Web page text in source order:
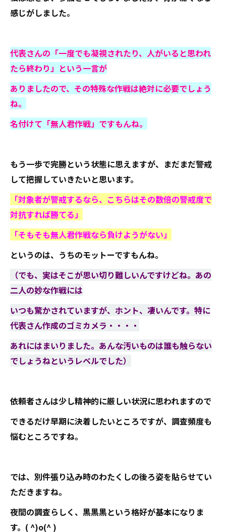
感じがしました。
代表さんの「一度でも凝視されたり、人がいると思われ
たら終わり」という一言が
ありましたので、その特殊な作戦は絶対に必要でしょう
ね。
名付けて「無人君作戦」ですもんね。
もう一歩で完勝という状態に思えますが、まだまだ警戒
して把握していきたいと思います。
「対象者が警戒するなら、こちらはその数倍の警戒度で
対抗すれば勝てる」
「そもそも無人君作戦なら負けようがない」
というのは、うちのモットーですもんね。
（でも、実はそこが思い切り難しいんですけどね。あの
二人の妙な作戦には
いつも驚かされていますが、ホント、凄いんです。特に
代表さん作成のゴミカメラ・・・・
あれにはまいりました。あんな汚いものは誰も触らない
でしょうねというレベルでした）
依頼者さんは少し精神的に厳しい状況に思われますので
できるだけ早期に決着したいところですが、調査頻度も
悩むところですね。
では、別件張り込み時のわたくしの後ろ姿を貼らせてい
ただきますね。
夜間の調査らしく、黒黒黒という格好が基本になりま
す。( ^)o(^ )